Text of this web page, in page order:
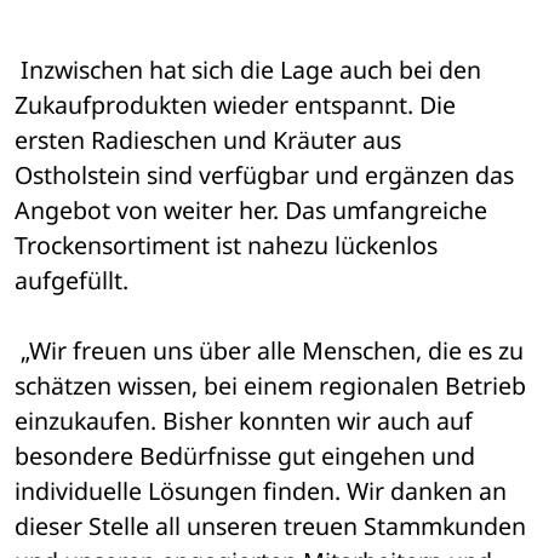
Zukaufprodukten wieder entspannt. Die
ersten Radieschen und Kräuter aus
Ostholstein sind verfügbar und ergänzen das
Angebot von weiter her. Das umfangreiche
Trockensortiment ist nahezu lückenlos
aufgefüllt.
schätzen wissen, bei einem regionalen Betrieb
einzukaufen. Bisher konnten wir auch auf
besondere Bedürfnisse gut eingehen und
individuelle Lösungen finden. Wir danken an
dieser Stelle all unseren treuen Stammkunden